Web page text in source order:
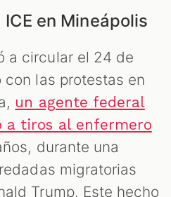
en Mineápolis
a circular el 24 de
las protestas en
un agente federal
a tiros al enfermero
durante una
migratorias
Trump. Este hecho